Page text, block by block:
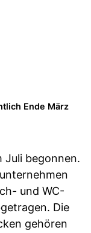
Ende März
Juli begonnen.
und WC-
Die
gehören